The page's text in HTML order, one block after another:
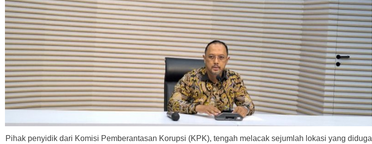
Pihak penyidik dari Komisi Pemberantasan Korupsi (KPK), tengah melacak sejumlah lokasi yang diduga